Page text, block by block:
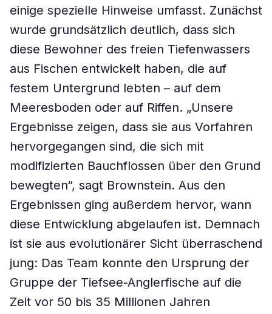
einige spezielle Hinweise umfasst. Zunächst
wurde grundsätzlich deutlich, dass sich
diese Bewohner des freien Tiefenwassers
aus Fischen entwickelt haben, die auf
festem Untergrund lebten – auf dem
Meeresboden oder auf Riffen. „Unsere
Ergebnisse zeigen, dass sie aus Vorfahren
hervorgegangen sind, die sich mit
modifizierten Bauchflossen über den Grund
bewegten“, sagt Brownstein. Aus den
Ergebnissen ging außerdem hervor, wann
diese Entwicklung abgelaufen ist. Demnach
ist sie aus evolutionärer Sicht überraschend
jung: Das Team konnte den Ursprung der
Gruppe der Tiefsee-Anglerfische auf die
Zeit vor 50 bis 35 Millionen Jahren